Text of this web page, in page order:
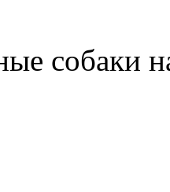
собаки